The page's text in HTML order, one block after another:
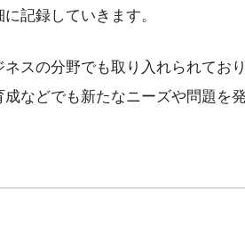
記録していきます。
スの分野でも取り入れられてお
などでも新たなニーズや問題を